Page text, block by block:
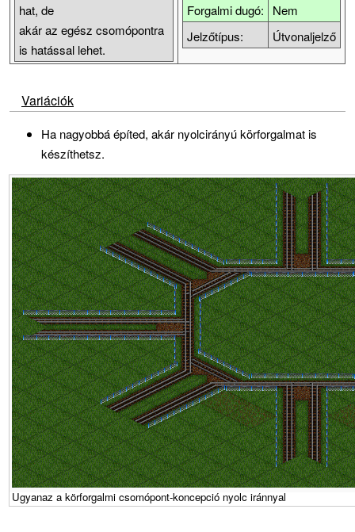
hat, de
akár az egész csomópontra
is hatással lehet.
Forgalmi dugó:
Nem
Jelzőtípus:
Útvonaljelző
Variációk
Ha nagyobbá építed, akár nyolcirányú körforgalmat is
készíthetsz.
Ugyanaz a körforgalmi csomópont-koncepció nyolc iránnyal